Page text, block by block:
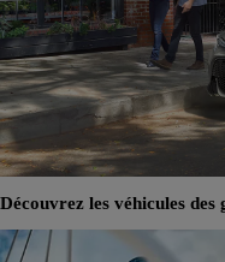
Découvrez les véhicules des